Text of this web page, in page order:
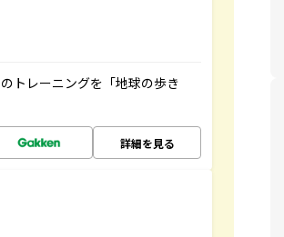
トレーニングを「地球の歩き
詳細を見る